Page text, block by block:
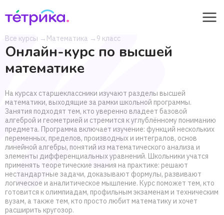
Все курсы → Математика → 9 класс
Онлайн-курс по высшей
математике
На курсах старшеклассники изучают разделы высшей
математики, выходящие за рамки школьной программы.
Занятия подходят тем, кто уверенно владеет базовой
алгеброй и геометрией и стремится к углублённому пониманию
предмета. Программа включает изучение: функций нескольких
переменных, пределов, производных и интегралов, основ
линейной алгебры, понятий из математического анализа и
элементы дифференциальных уравнений. Школьники учатся
применять теоретические знания на практике: решают
нестандартные задачи, доказывают формулы, развивают
логическое и аналитическое мышление. Курс поможет тем, кто
готовится к олимпиадам, профильным экзаменам и техническим
вузам, а также тем, кто просто любит математику и хочет
расширить кругозор.